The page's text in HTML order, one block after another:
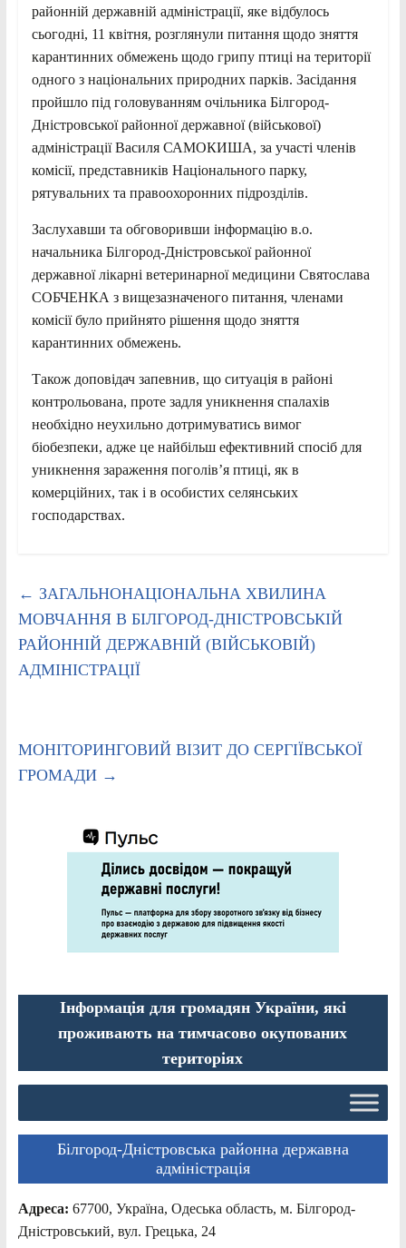
районній державній адміністрації, яке відбулось
сьогодні, 11 квітня, розглянули питання щодо зняття
карантинних обмежень щодо грипу птиці на території
одного з національних природних парків. Засідання
пройшло під головуванням очільника Білгород-
Дністровської районної державної (військової)
адміністрації Василя САМОКИША, за участі членів
комісії, представників Національного парку,
рятувальних та правоохоронних підрозділів.
Заслухавши та обговоривши інформацію в.о.
начальника Білгород-Дністровської районної
державної лікарні ветеринарної медицини Святослава
СОБЧЕНКА з вищезазначеного питання, членами
комісії було прийнято рішення щодо зняття
карантинних обмежень.
Також доповідач запевнив, що ситуація в районі
контрольована, проте задля уникнення спалахів
необхідно неухильно дотримуватись вимог
біобезпеки, адже це найбільш ефективний спосіб для
уникнення зараження поголів’я птиці, як в
комерційних, так і в особистих селянських
господарствах.
← ЗАГАЛЬНОНАЦІОНАЛЬНА ХВИЛИНА
МОВЧАННЯ В БІЛГОРОД-ДНІСТРОВСЬКІЙ
РАЙОННІЙ ДЕРЖАВНІЙ (ВІЙСЬКОВІЙ)
АДМІНІСТРАЦІЇ
МОНІТОРИНГОВИЙ ВІЗИТ ДО СЕРГІЇВСЬКОЇ
ГРОМАДИ →
Інформація для громадян України, які
проживають на тимчасово окупованих
територіях
Білгород-Дністровська районна державна
адміністрація
Адреса: 67700, Україна, Одеська область, м. Білгород-
Дністровський, вул. Грецька, 24